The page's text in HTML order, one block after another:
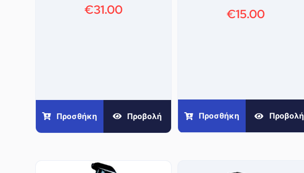
€31.00
Προσθήκη Προβολή
€15.00
Προσθήκη Προβολή